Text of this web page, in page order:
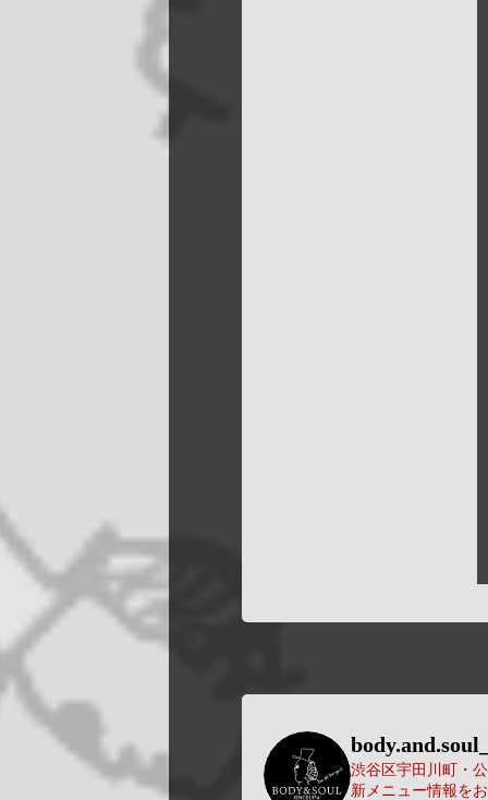
渋谷区宇田川町・
新メニュー情報を